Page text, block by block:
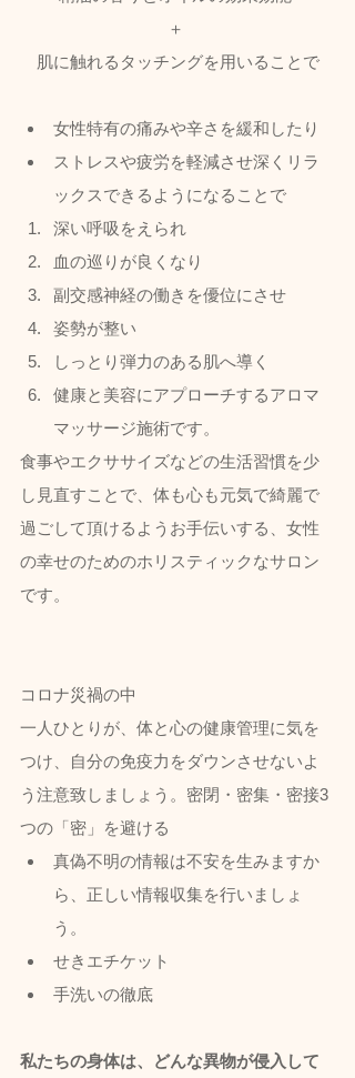
＋
肌に触れるタッチングを用いることで
女性特有の痛みや辛さを緩和したり
ストレスや疲労を軽減させ深くリラ
ックスできるようになることで
深い呼吸をえられ
血の巡りが良くなり
副交感神経の働きを優位にさせ
姿勢が整い
しっとり弾力のある肌へ導く
健康と美容にアプローチするアロマ
マッサージ施術です。
食事やエクササイズなどの生活習慣を少
し見直すことで、体も心も元気で綺麗で
過ごして頂けるようお手伝いする、女性
の幸せのためのホリスティックなサロン
です。
コロナ災禍の中
一人ひとりが、体と心の健康管理に気を
つけ、自分の免疫力をダウンさせないよ
う注意致しましょう。密閉・密集・密接3
つの「密」を避ける
真偽不明の情報は不安を生みますか
ら、正しい情報収集を行いましょ
う。
せきエチケット
手洗いの徹底
私たちの身体は、どんな異物が侵入して